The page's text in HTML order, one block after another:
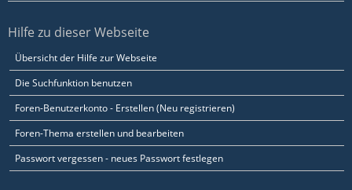
Hilfe zu dieser Webseite
Übersicht der Hilfe zur Webseite
Die Suchfunktion benutzen
Foren-Benutzerkonto - Erstellen (Neu registrieren)
Foren-Thema erstellen und bearbeiten
Passwort vergessen - neues Passwort festlegen